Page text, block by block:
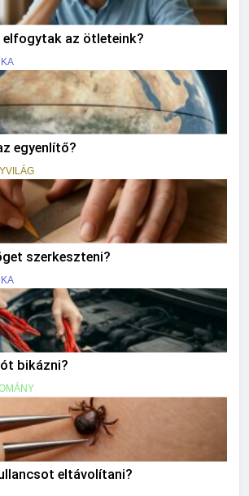
elfogytak az ötleteink?
egyenlítő?
szerkeszteni?
bikázni?
eltávolítani?